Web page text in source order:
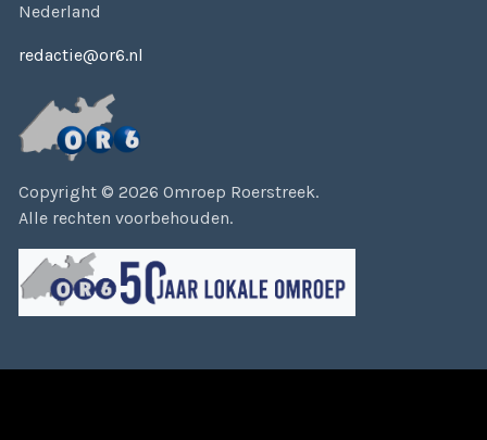
Nederland
redactie@or6.nl
Copyright © 2026 Omroep Roerstreek.
Alle rechten voorbehouden.